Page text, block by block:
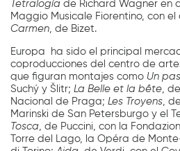
Tetralogíade Richard Wagner en
Maggio Musicale Fiorentino, con
Carmen, de Bizet.
Europa ha sido el principal
coproducciones del centro de
que figuran montajes como Un
Suchý y Šlitr;La Belle et la bête,
Nacional de Praga;Les Troyens,
Marinski de San Petersburgo y el
Tosca, de Puccini, con la
Torre del Lago, la Opéra de